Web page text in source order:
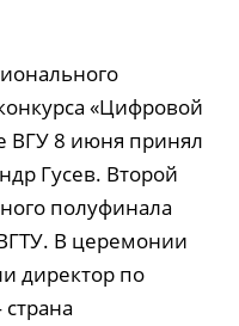
«Цифровой
ВГУ 8 июня принял
Гусев. Второй
полуфинала
В церемонии
директор по